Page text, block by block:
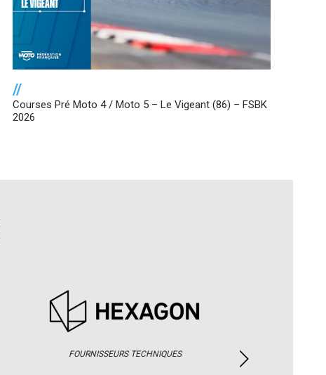
//
Courses Pré Moto 4 / Moto 5 – Le Vigeant (86) – FSBK
2026
FOURNISSEURS TECHNIQUES